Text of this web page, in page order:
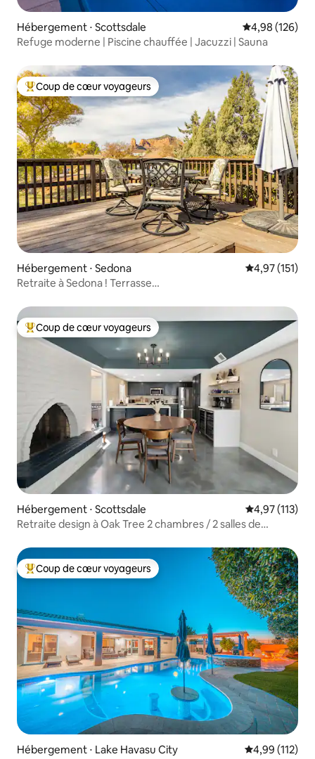
Hébergement ⋅ Scottsdale Évaluation
4,98 (126)
Refuge moderne | Piscine chauffée | Jacuzzi | Sauna
Coups de cœur voyageurs les plus appréciés
Coup de cœur voyageurs
Hébergement ⋅ Sedona Évaluation
4,97 (151)
Retraite à Sedona ! Terrasse
Coups de cœur voyageurs les plus appréciés
Coup de cœur voyageurs
Hébergement ⋅ Scottsdale Évaluation
4,97 (113)
Retraite design à Oak Tree 2 chambres / 2 salles de
Coups de cœur voyageurs les plus appréciés
Coup de cœur voyageurs
Hébergement ⋅ Lake Havasu City Évaluation
4,99 (112)